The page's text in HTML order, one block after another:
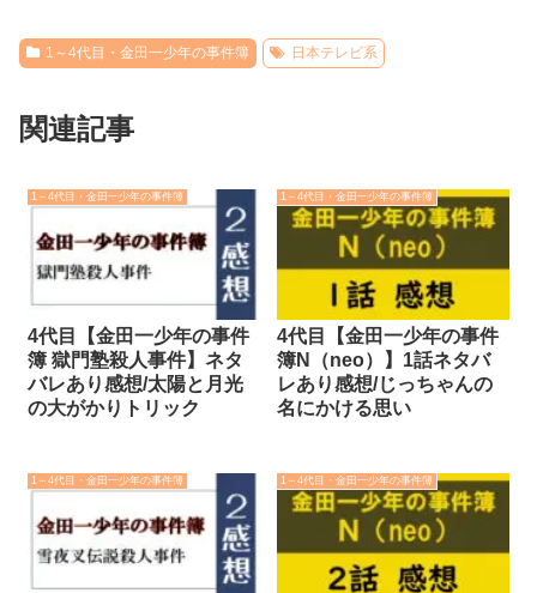
1～4代目・金田一少年の事件簿 日本テレビ系
関連記事
1～4代目・金田一少年の事件簿
4代目【金田一少年の事件
簿 獄門塾殺人事件】ネタ
バレあり感想/太陽と月光
の大がかりトリック
1～4代目・金田一少年の事件簿
4代目【金田一少年の事件
簿N（neo）】1話ネタバ
レあり感想/じっちゃんの
名にかける思い
1～4代目・金田一少年の事件簿 1～4代目・金田一少年の事件簿